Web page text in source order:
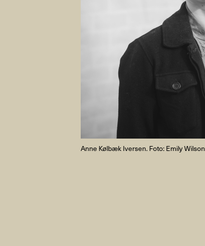
FACEBOOK
Anne Kølbæk Iversen. Foto: Emily Wilson